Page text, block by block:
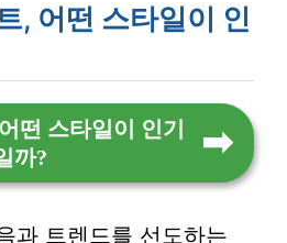
, 어떤 스타일이 인
떤 스타일이 인기
까?
과 트렌드를 선도하는